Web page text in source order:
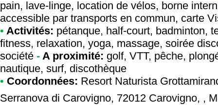
pain, lave-linge, location de vélos, borne
accessible par transports en commun, carte
• Activités: pétanque, half-court, badminton,
fitness, relaxation, yoga, massage, soirée
société - A proximité: golf, VTT, pêche,
nautique, surf, discothèque
• Coordonnées: Resort Naturista
Serranova di Carovigno, 72012 Carovigno, ,